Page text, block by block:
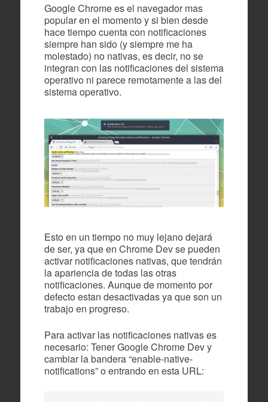
Google Chrome es el navegador mas
popular en el momento y si bien desde
hace tiempo cuenta con notificaciones
siempre han sido (y siempre me ha
molestado) no nativas, es decir, no se
integran con las notificaciones del sistema
operativo ni parece remotamente a las del
sistema operativo.
Esto en un tiempo no muy lejano dejará
de ser, ya que en Chrome Dev se pueden
activar notificaciones nativas, que tendrán
la apariencia de todas las otras
notificaciones. Aunque de momento por
defecto estan desactivadas ya que son un
trabajo en progreso.
Para activar las notificaciones nativas es
necesario: Tener Google Chrome Dev y
cambiar la bandera “enable-native-
notifications” o entrando en esta URL: